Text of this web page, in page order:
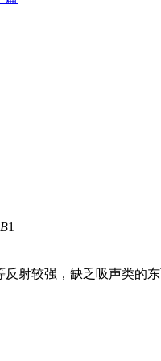
B1
反射较强，缺乏吸声类的